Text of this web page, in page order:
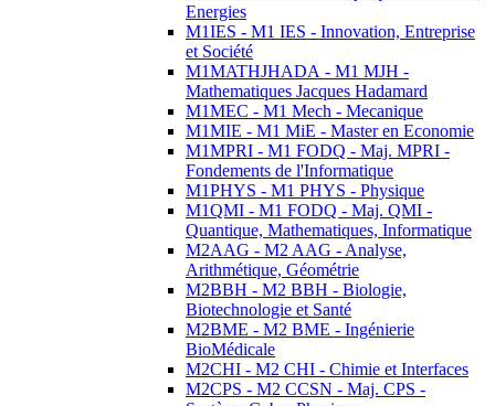
Energies
M1IES - M1 IES - Innovation, Entreprise
et Société
M1MATHJHADA - M1 MJH -
Mathematiques Jacques Hadamard
M1MEC - M1 Mech - Mecanique
M1MIE - M1 MiE - Master en Economie
M1MPRI - M1 FODQ - Maj. MPRI -
Fondements de l'Informatique
M1PHYS - M1 PHYS - Physique
M1QMI - M1 FODQ - Maj. QMI -
Quantique, Mathematiques, Informatique
M2AAG - M2 AAG - Analyse,
Arithmétique, Géométrie
M2BBH - M2 BBH - Biologie,
Biotechnologie et Santé
M2BME - M2 BME - Ingénierie
BioMédicale
M2CHI - M2 CHI - Chimie et Interfaces
M2CPS - M2 CCSN - Maj. CPS -